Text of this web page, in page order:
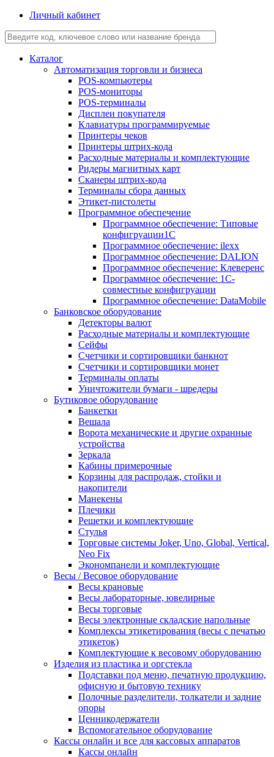
Личный кабинет
Каталог
Автоматизация торговли и бизнеса
POS-компьютеры
POS-мониторы
POS-терминалы
Дисплеи покупателя
Клавиатуры программируемые
Принтеры чеков
Принтеры штрих-кода
Расходные материалы и комплектующие
Ридеры магнитных карт
Сканеры штрих-кода
Терминалы сбора данных
Этикет-пистолеты
Программное обеспечение
Программное обеспечение: Типовые
конфигруации1С
Программное обеспечение: ilexx
Программное обеспечение: DALION
Программное обеспечение: Клеверенс
Программное обеспечение: 1С-
совместные конфигруации
Программное обеспечение: DataMobile
Банковское оборудование
Детекторы валют
Расходные материалы и комплектующие
Сейфы
Счетчики и сортировщики банкнот
Счетчики и сортировщики монет
Терминалы оплаты
Уничтожители бумаги - шредеры
Бутиковое оборудование
Банкетки
Вешала
Ворота механические и другие охранные
устройства
Зеркала
Кабины примерочные
Корзины для распродаж, стойки и
накопители
Манекены
Плечики
Решетки и комплектующие
Стулья
Торговые системы Joker, Uno, Global, Vertical,
Neo Fix
Экономпанели и комплектующие
Весы / Весовое оборудование
Весы крановые
Весы лабораторные, ювелирные
Весы торговые
Весы электронные складские напольные
Комплексы этикетирования (весы с печатью
этикеток)
Комплектующие к весовому оборудованию
Изделия из пластика и оргстекла
Подставки под меню, печатную продукцию,
офисную и бытовую технику
Полочные разделители, толкатели и задние
опоры
Ценникодержатели
Вспомогательное оборудование
Кассы онлайн и все для кассовых аппаратов
Кассы онлайн